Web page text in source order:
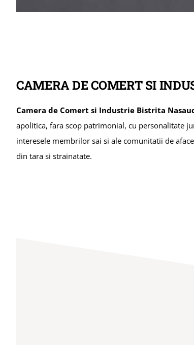
CAMERA DE COMERT SI
Camera de Comert si Industrie Bistrita
apolitica, fara scop patrimonial, cu personalitate
interesele membrilor sai si ale comunitatii de
din tara si strainatate.